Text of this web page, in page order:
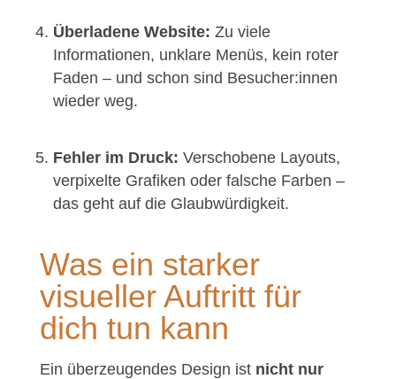
Überladene Website: Zu viele
Informationen, unklare Menüs, kein roter
Faden – und schon sind Besucher:innen
wieder weg.
Fehler im Druck: Verschobene Layouts,
verpixelte Grafiken oder falsche Farben –
das geht auf die Glaubwürdigkeit.
Was ein starker
visueller Auftritt für
dich tun kann
Ein überzeugendes Design ist nicht nur